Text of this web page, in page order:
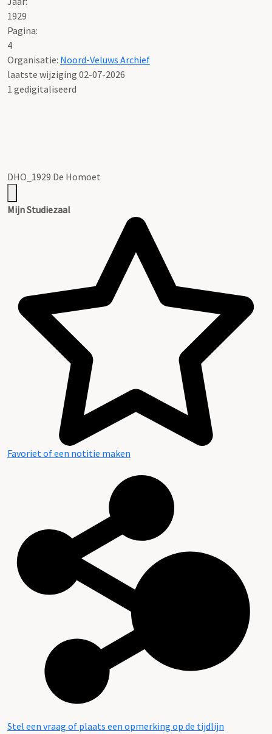
1929
Pagina:
4
Organisatie: Noord-Veluws Archief
laatste wijziging 02-07-2026
1 gedigitaliseerd
DHO_1929 De Homoet
Mijn Studiezaal
Favoriet of een notitie maken
Stel een vraag of plaats een opmerking op de tijdlijn